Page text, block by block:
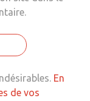
En
de vos